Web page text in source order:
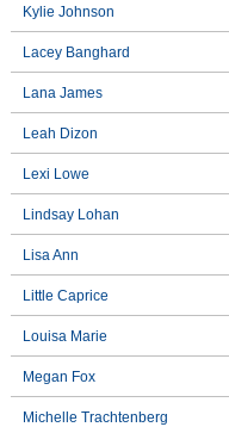
Kylie Johnson
Lacey Banghard
Lana James
Leah Dizon
Lexi Lowe
Lindsay Lohan
Lisa Ann
Little Caprice
Louisa Marie
Megan Fox
Michelle Trachtenberg